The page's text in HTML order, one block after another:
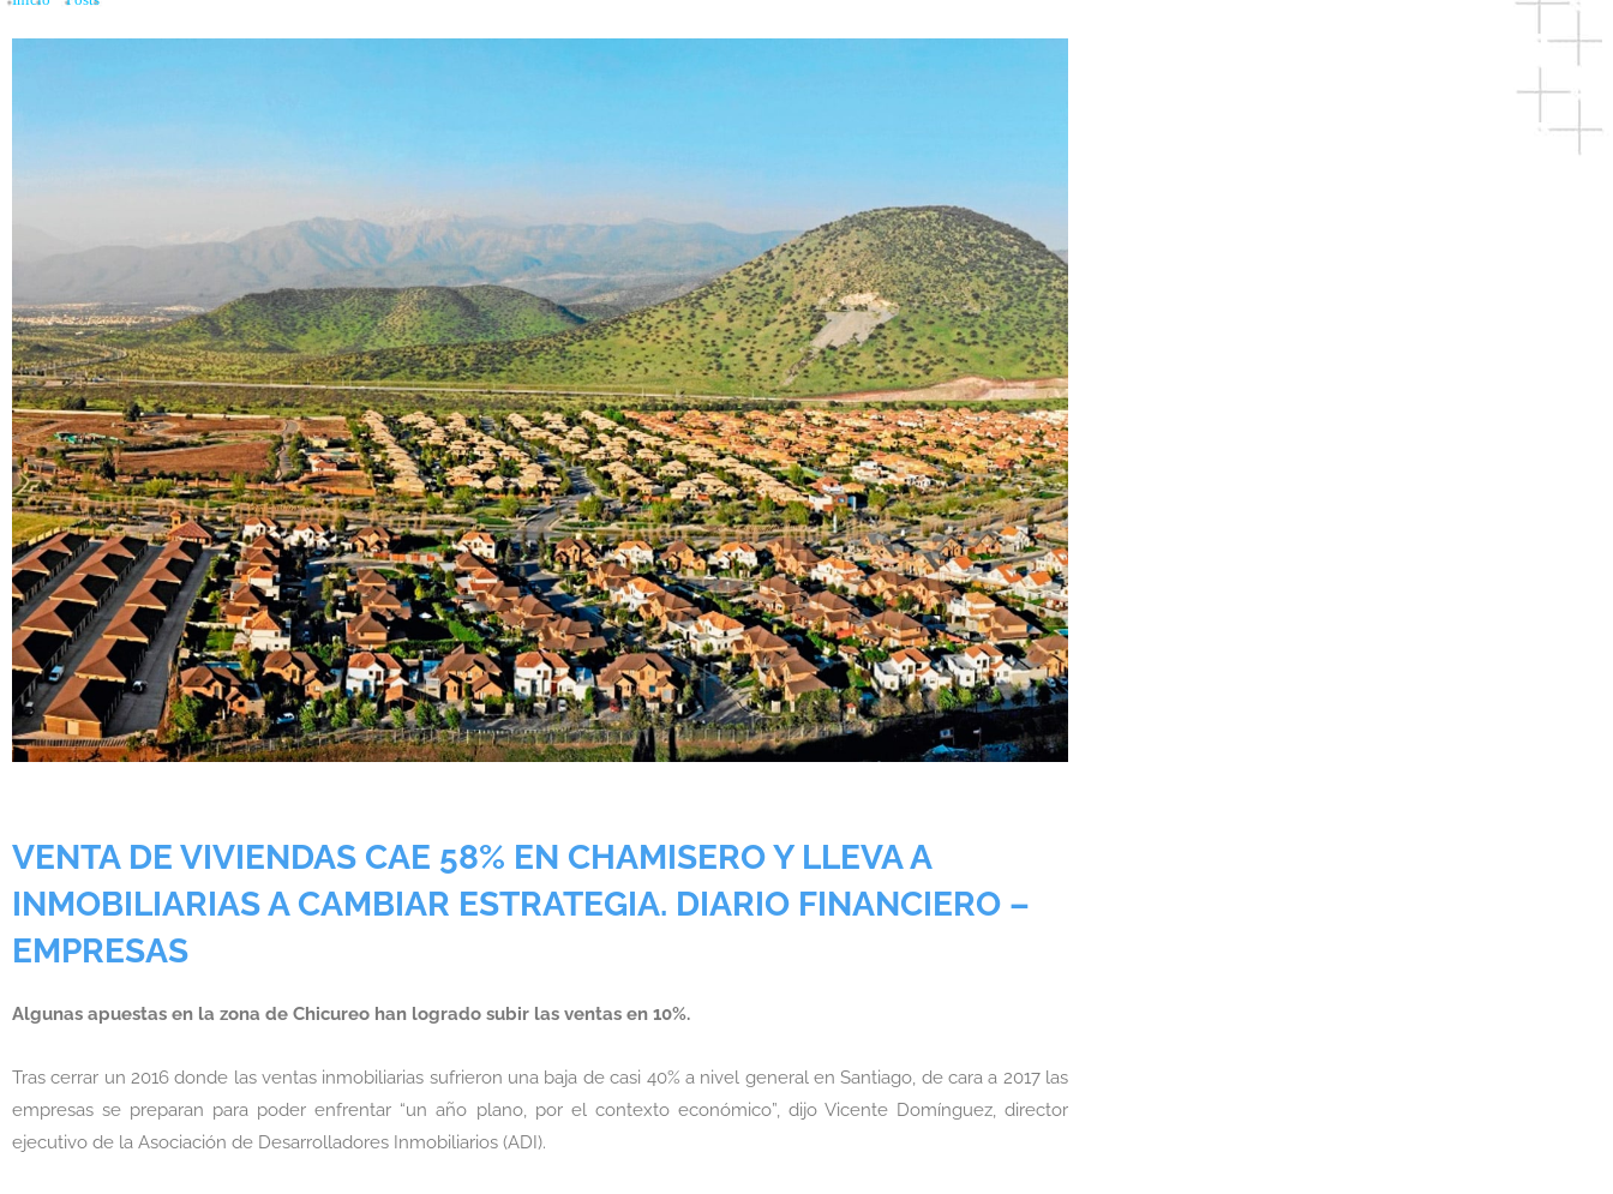
VENTA DE VIVIENDAS CAE 58% EN CHAMISERO Y LLEVA A
INMOBILIARIAS A CAMBIAR ESTRATEGIA. DIARIO FINANCIERO –
EMPRESAS
Algunas apuestas en la zona de Chicureo han logrado subir las ventas en 10%.
Tras cerrar un 2016 donde las ventas inmobiliarias sufrieron una baja de casi 40% a nivel general en Santiago, de cara a 2017 las
empresas se preparan para poder enfrentar “un año plano, por el contexto económico”, dijo Vicente Domínguez, director
ejecutivo de la Asociación de Desarrolladores Inmobiliarios (ADI).